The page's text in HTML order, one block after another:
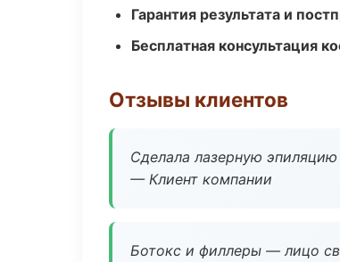
Гарантия результата и
Бесплатная консультация
Отзывы клиентов
Сделала лазерную
— Клиент компании
Ботокс и филлеры — лицо